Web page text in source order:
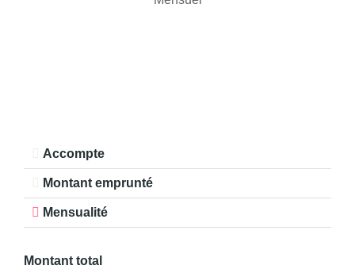
Accompte
Montant emprunté
Mensualité
Montant total